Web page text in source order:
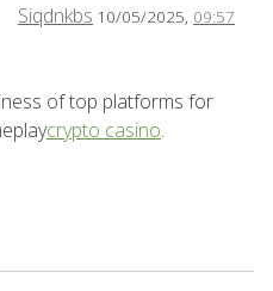
Siqdnkbs 10/05/2025, 09:57
of top platforms for
crypto casino.